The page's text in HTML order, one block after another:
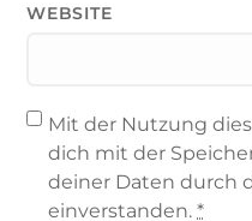
WEBSITE
Mit der Nutzung
dich mit der
deiner Daten durch
einverstanden.*